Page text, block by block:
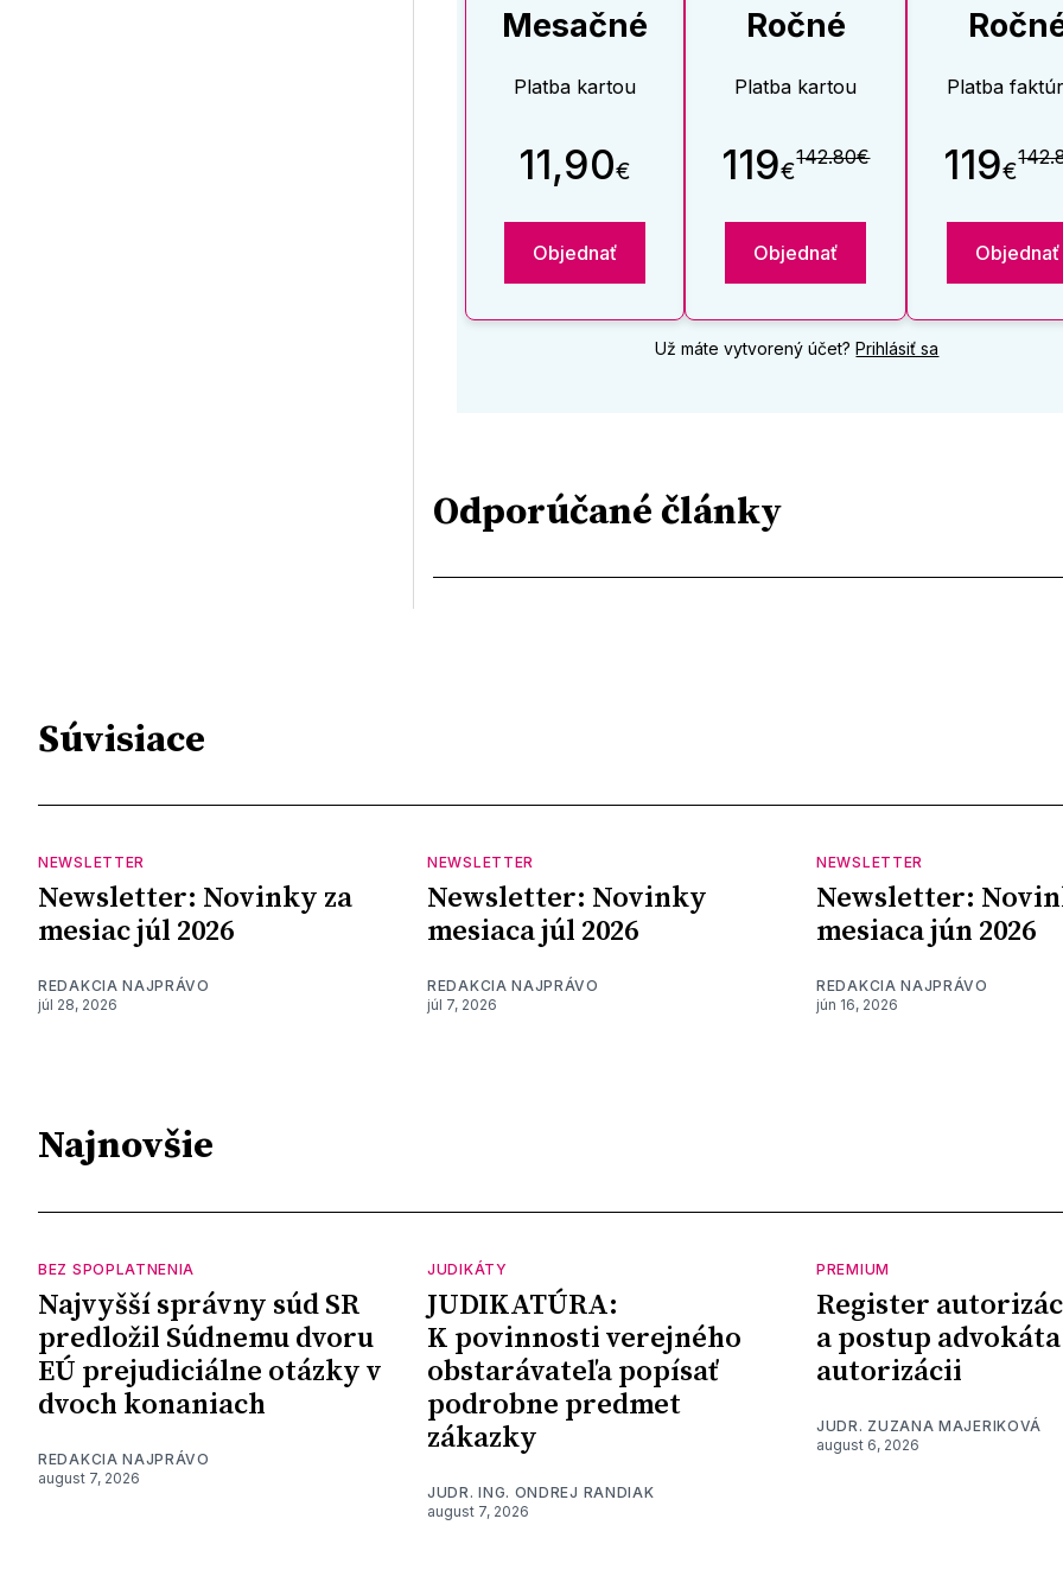
Mesačné
Platba kartou
11,90€
Objednať
Ročné
Platba kartou
119€142.80€
Objednať
Platba
119€
Objednať
Už máte vytvorený účet?Prihlásiť sa
Odporúčané články
Súvisiace
NEWSLETTER
Newsletter: Novinky za
mesiac júl 2026
REDAKCIA NAJPRÁVO
júl 28, 2026
NEWSLETTER
Newsletter: Novinky
mesiaca júl 2026
REDAKCIA NAJPRÁVO
júl 7, 2026
NEWSLETTER
Newsletter:
mesiaca jún 2026
REDAKCIA NAJPRÁVO
jún 16, 2026
Najnovšie
BEZ SPOPLATNENIA
Najvyšší správny súd SR
predložil Súdnemu dvoru
EÚ prejudiciálne otázky v
dvoch konaniach
REDAKCIA NAJPRÁVO
august 7, 2026
JUDIKÁTY
JUDIKATÚRA:
K povinnosti verejného
obstarávateľa popísať
podrobne predmet
zákazky
JUDR. ING. ONDREJ RANDIAK
august 7, 2026
PREMIUM
Register
a postup
autorizácii
JUDR. ZUZANA MAJERIKOVÁ
august 6, 2026